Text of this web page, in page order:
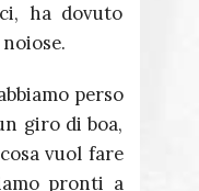
ha dovuto
perso
giro di boa,
vuol fare
pronti a